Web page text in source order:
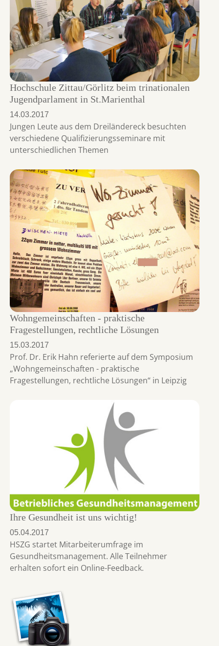
Hochschule Zittau/Görlitz beim trinationalen
Jugendparlament in St.Marienthal
14.03.2017
Jungen Leute aus dem Dreiländereck besuchten
verschiedene Qualifizierungsseminare mit
unterschiedlichen Themen
Wohngemeinschaften - praktische
Fragestellungen, rechtliche Lösungen
15.03.2017
Prof. Dr. Erik Hahn referierte auf dem Symposium
„Wohngemeinschaften - praktische
Fragestellungen, rechtliche Lösungen“ in Leipzig
Ihre Gesundheit ist uns wichtig!
05.04.2017
HSZG startet Mitarbeiterumfrage im
Gesundheitsmanagement. Alle Teilnehmer
erhalten sofort ein Online-Feedback.